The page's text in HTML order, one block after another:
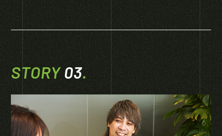
STORY03.